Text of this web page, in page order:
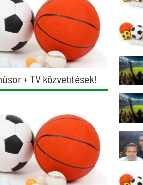
+ TV közvetítések!